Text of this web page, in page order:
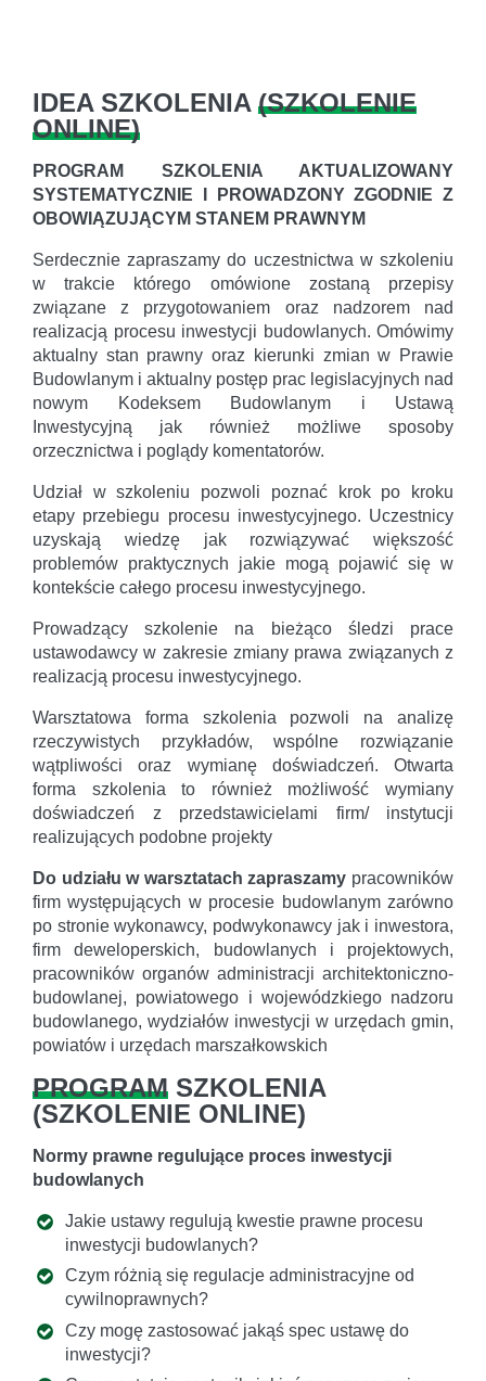
IDEA SZKOLENIA (SZKOLENIE
ONLINE)
PROGRAM SZKOLENIA AKTUALIZOWANY
SYSTEMATYCZNIE I PROWADZONY ZGODNIE Z
OBOWIĄZUJĄCYM STANEM PRAWNYM
Serdecznie zapraszamy do uczestnictwa w szkoleniu
w trakcie którego omówione zostaną przepisy
związane z przygotowaniem oraz nadzorem nad
realizacją procesu inwestycji budowlanych. Omówimy
aktualny stan prawny oraz kierunki zmian w Prawie
Budowlanym i aktualny postęp prac legislacyjnych nad
nowym Kodeksem Budowlanym i Ustawą
Inwestycyjną jak również możliwe sposoby
orzecznictwa i poglądy komentatorów.
Udział w szkoleniu pozwoli poznać krok po kroku
etapy przebiegu procesu inwestycyjnego. Uczestnicy
uzyskają wiedzę jak rozwiązywać większość
problemów praktycznych jakie mogą pojawić się w
kontekście całego procesu inwestycyjnego.
Prowadzący szkolenie na bieżąco śledzi prace
ustawodawcy w zakresie zmiany prawa związanych z
realizacją procesu inwestycyjnego.
Warsztatowa forma szkolenia pozwoli na analizę
rzeczywistych przykładów, wspólne rozwiązanie
wątpliwości oraz wymianę doświadczeń. Otwarta
forma szkolenia to również możliwość wymiany
doświadczeń z przedstawicielami firm/ instytucji
realizujących podobne projekty
Do udziału w warsztatach zapraszamy pracowników
firm występujących w procesie budowlanym zarówno
po stronie wykonawcy, podwykonawcy jak i inwestora,
firm deweloperskich, budowlanych i projektowych,
pracowników organów administracji architektoniczno-
budowlanej, powiatowego i wojewódzkiego nadzoru
budowlanego, wydziałów inwestycji w urzędach gmin,
powiatów i urzędach marszałkowskich
PROGRAM SZKOLENIA
(SZKOLENIE ONLINE)
Normy prawne regulujące proces inwestycji
budowlanych
Jakie ustawy regulują kwestie prawne procesu
inwestycji budowlanych?
Czym różnią się regulacje administracyjne od
cywilnoprawnych?
Czy mogę zastosować jakąś spec ustawę do
inwestycji?